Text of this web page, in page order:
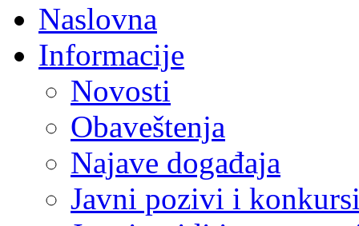
Naslovna
Informacije
Novosti
Obaveštenja
Najave događaja
Javni pozivi i